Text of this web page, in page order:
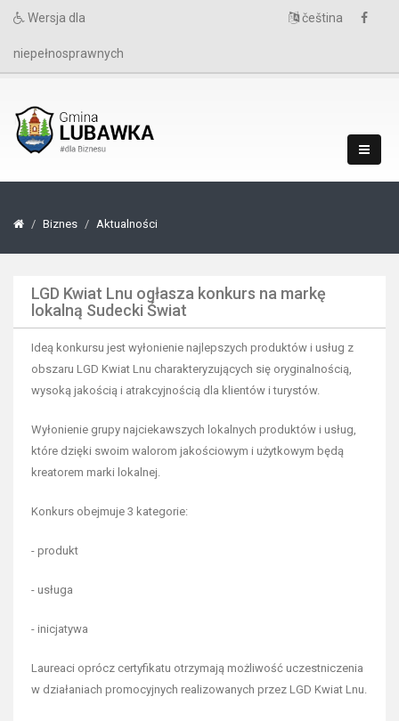
Wersja dla
niepełnosprawnych
čeština
Biznes Aktualności
LGD Kwiat Lnu ogłasza konkurs na markę
lokalną Sudecki Świat
Ideą konkursu jest wyłonienie najlepszych produktów i usług z
obszaru LGD Kwiat Lnu charakteryzujących się oryginalnością,
wysoką jakością i atrakcyjnością dla klientów i turystów.
Wyłonienie grupy najciekawszych lokalnych produktów i usług,
które dzięki swoim walorom jakościowym i użytkowym będą
kreatorem marki lokalnej.
Konkurs obejmuje 3 kategorie:
- produkt
- usługa
- inicjatywa
Laureaci oprócz certyfikatu otrzymają możliwość uczestniczenia
w działaniach promocyjnych realizowanych przez LGD Kwiat Lnu.